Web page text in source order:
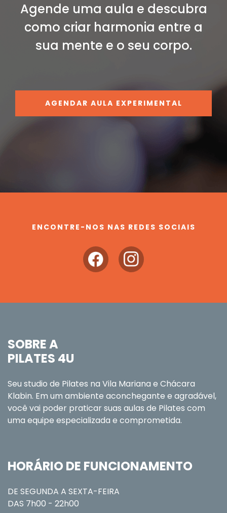
Agende uma aula e descubra
como criar harmonia entre a
sua mente e o seu corpo.
AGENDAR AULA EXPERIMENTAL
ENCONTRE-NOS NAS REDES SOCIAIS
SOBRE A
PILATES 4U
Seu studio de Pilates na Vila Mariana e Chácara
Klabin. Em um ambiente aconchegante e agradável,
você vai poder praticar suas aulas de Pilates com
uma equipe especializada e comprometida.
HORÁRIO DE FUNCIONAMENTO
DE SEGUNDA A SEXTA-FEIRA
DAS 7h00 - 22h00